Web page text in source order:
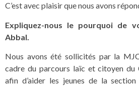
C’est avec plaisir que nous avons
Expliquez-nous le pourquoi de
Abbal.
Nous avons été sollicités par la
cadre du parcours laïc et citoyen du
afin d’aider les jeunes de la